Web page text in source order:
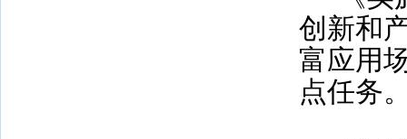
创新和
富应用
点任务